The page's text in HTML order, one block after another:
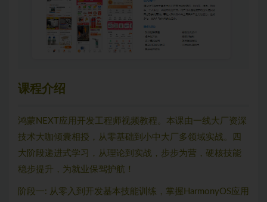
课程介绍
鸿蒙NEXT应用开发工程师视频教程。本课由一线大厂资深
技术大咖倾囊相授，从零基础到小中大厂多领域实战。四
大阶段递进式学习，从理论到实战，步步为营，硬核技能
稳步提升，为就业保驾护航！
阶段一: 从零入到开发基本技能训练，掌握HarmonyOS应用